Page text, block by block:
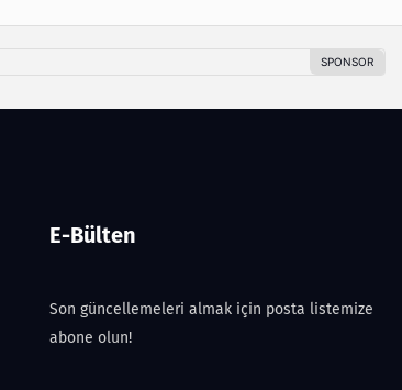
E-Bülten
Son güncellemeleri almak için posta listemize
abone olun!